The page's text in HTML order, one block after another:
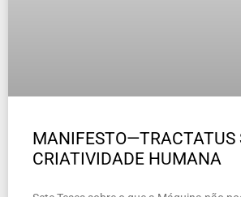
MANIFESTO—TRACTATUS
CRIATIVIDADE HUMANA